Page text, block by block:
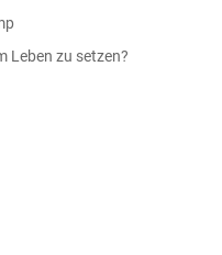
Leben zu setzen?